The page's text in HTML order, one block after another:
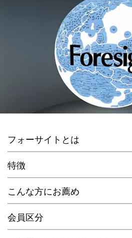
フォーサイトとは
特徴
こんな方にお薦め
会員区分